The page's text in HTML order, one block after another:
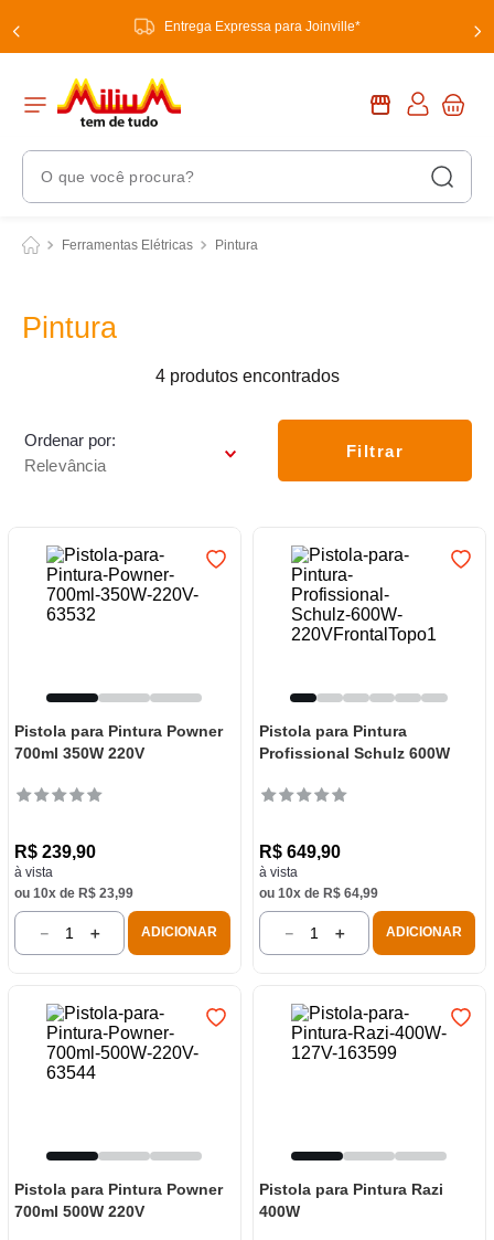
Entrega Expressa para Joinville*
O que você procura?
Ferramentas Elétricas Pintura
Pintura
4 produtos
Ordenar por
Relevância
Filtrar
Pistola para Pintura Powner
700ml 350W 220V
R$ 239,90
à vista
ou 10x de R$ 23,99
＋
－ ADICIONAR
Pistola para Pintura
Profissional Schulz 600W
R$ 649,90
à vista
ou 10x de R$ 64,99
＋
－ ADICIONAR
Pistola para Pintura Powner
700ml 500W 220V
Pistola para Pintura Razi
400W
Termos Mais Buscados
2º
5º
6º luminária
8º panelas
9º varal
10º caneca